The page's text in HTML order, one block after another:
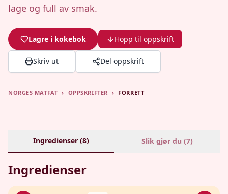
lage og full av smak.
Lagre i kokebok Hopp til oppskrift
Skriv ut Del oppskrift
NORGES MATFAT › OPPSKRIFTER › FORRETT
Ingredienser (8) Slik gjør du (7)
Ingredienser